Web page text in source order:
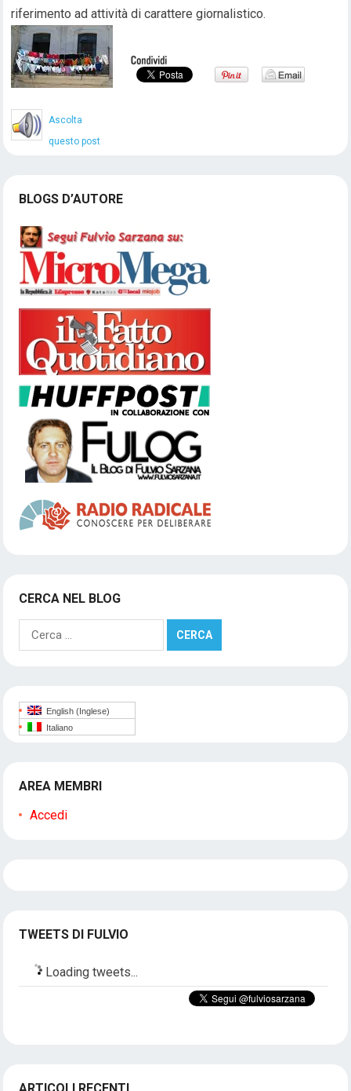
riferimento ad attività di carattere giornalistico.
Ascolta
questo post
BLOGS D’AUTORE
CERCA NEL BLOG
Ricerca
per:
English (Inglese)
Italiano
AREA MEMBRI
Accedi
TWEETS DI FULVIO
Loading tweets...